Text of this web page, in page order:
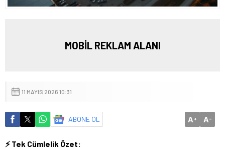
MOBİL REKLAM ALANI
11 MAYIS 2026 10:31
ABONE OL A+ A-
⚡ Tek Cümlelik Özet: